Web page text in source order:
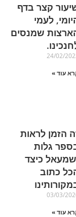
קצר בדף
לעמי
שמנסים
24/02/
עוד »
הזמן לראות
גלות
כיצד
כתוב
03/03/
עוד »